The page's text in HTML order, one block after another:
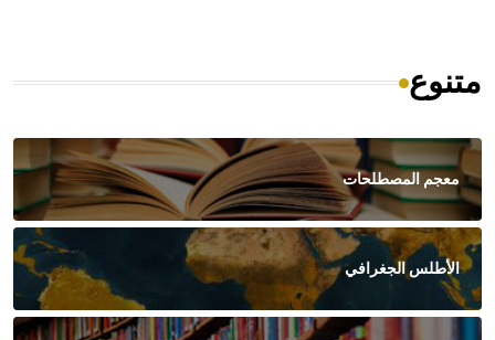
متنوع
معجم المصطلحات
الأطلس الجغرافي